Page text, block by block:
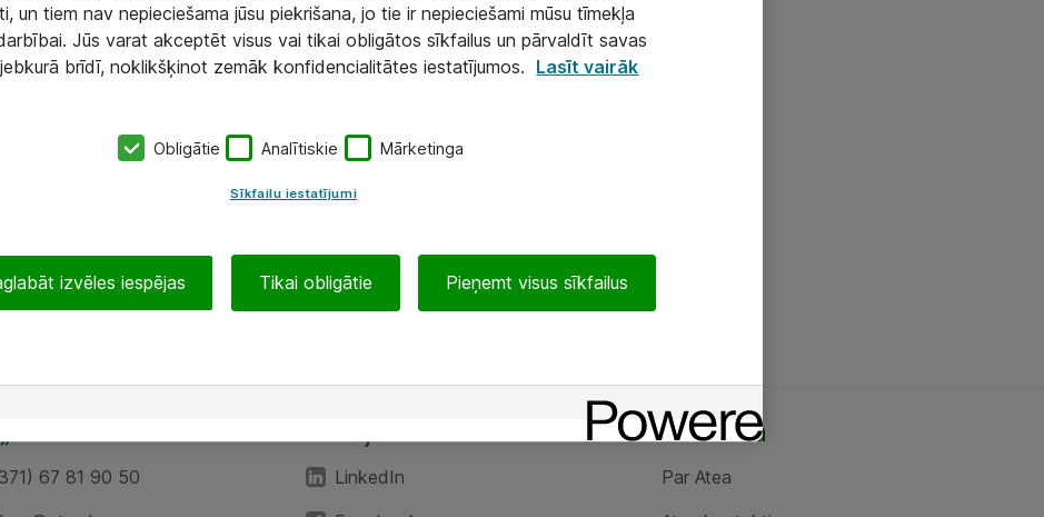
67 81 90 50
LinkedIn
Par Atea
Par Atea
un tiem nav nepieciešama jūsu piekrišana, jo tie ir nepieciešami mūsu tīmekļa
Jūs varat akceptēt visus vai tikai obligātos sīkfailus un pārvaldīt savas
brīdī, noklikšķinot zemāk konfidencialitātes iestatījumos. Lasīt vairāk
Obligātie Analītiskie Mārketinga
Sīkfailu iestatījumi
izvēles iespējas Tikai obligātie Pieņemt visus sīkfailus